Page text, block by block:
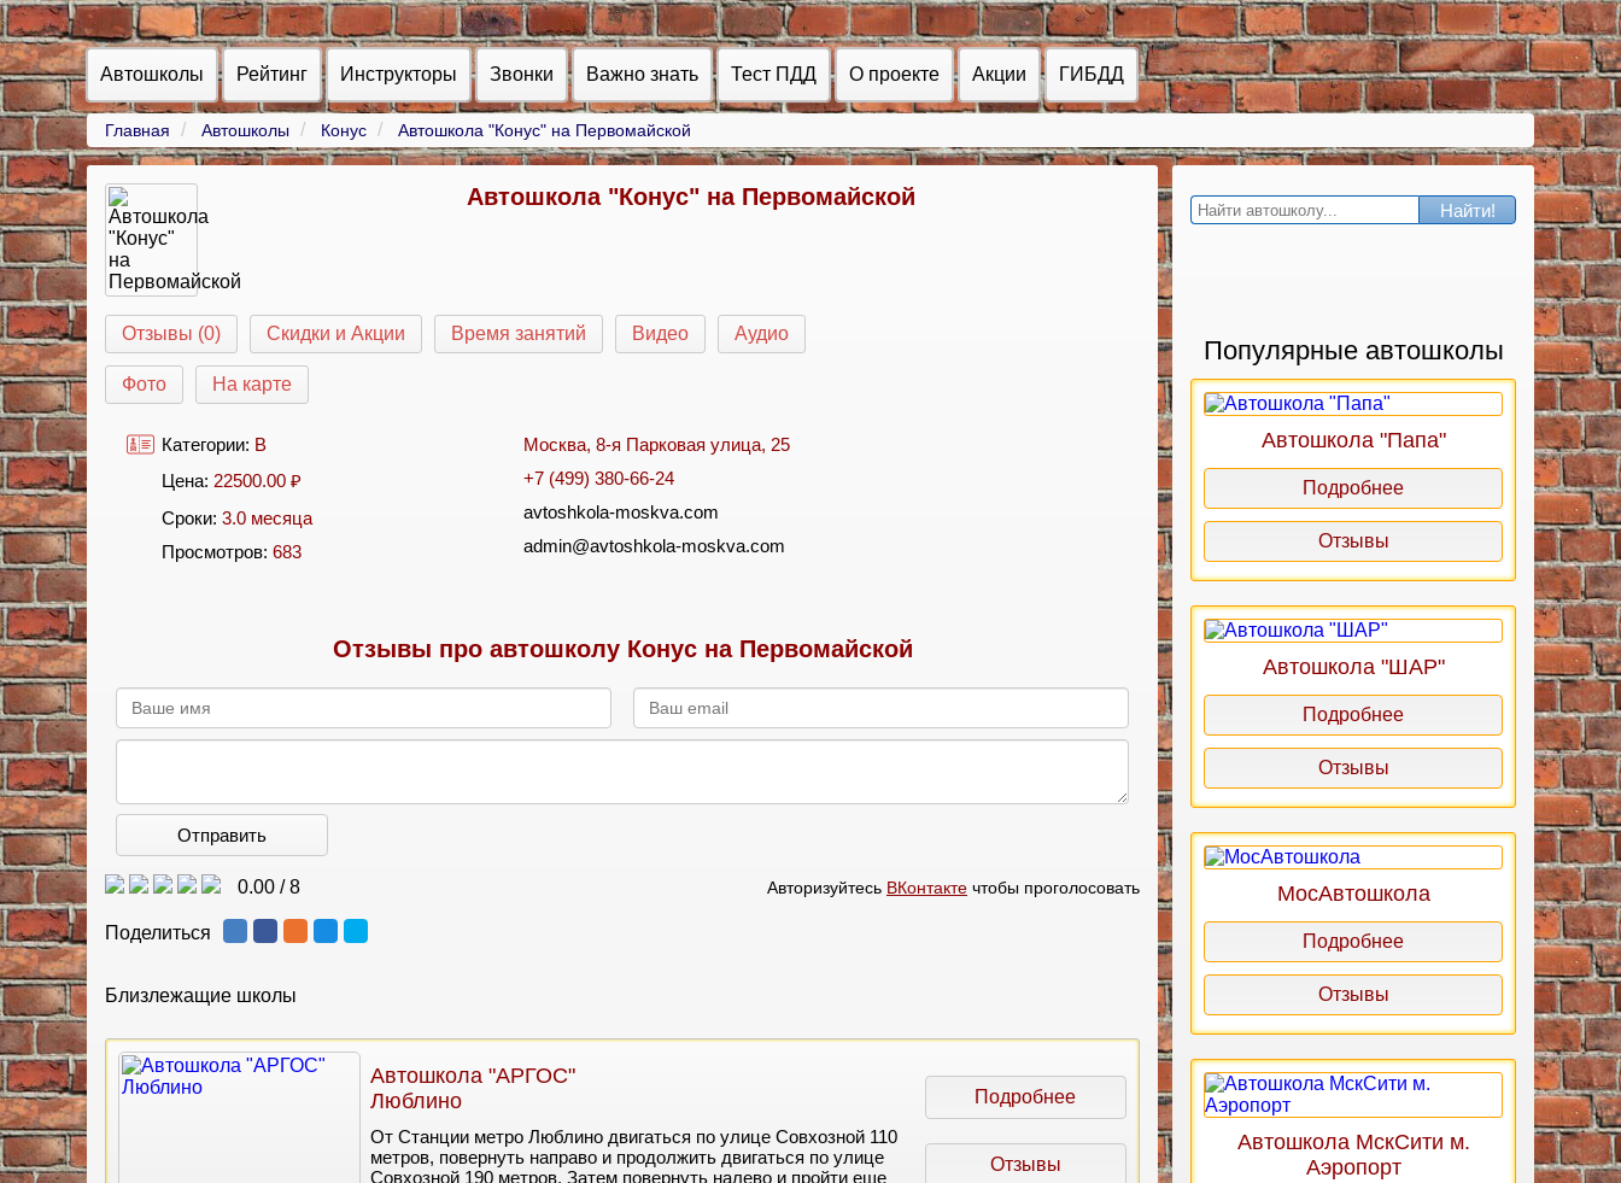
Автошколы Рейтинг Инструкторы Звонки Важно знать Тест ПДД О проекте Акции ГИБДД
Главная Автошколы Конус Автошкола "Конус" на Первомайской
Автошкола "Конус" на Первомайской
Отзывы (0) Скидки и Акции Время занятий Видео Аудио
Фото На карте
Категории: B
Цена: 22500.00 ₽
Сроки:3.0 месяца
Просмотров:683
Москва, 8-я Парковая улица, 25
+7 (499) 380-66-24
avtoshkola-moskva.com
admin@avtoshkola-moskva.com
Отзывы про автошколу Конус на Первомайской
Отправить
0.00 /8 Авторизуйтесь ВКонтакте чтобы проголосовать
Поделиться
Близлежащие школы
Автошкола "АРГОС"
Люблино
От Станции метро Люблино двигаться по улице Совхозной 110
метров, повернуть направо и продолжить двигаться по улице
Совхозной 190 метров. Затем повернуть налево и пройти еще
Подробнее
Отзывы
Найти!
Популярные автошколы
Автошкола "Папа"
Подробнее
Отзывы
Автошкола "ШАР"
Подробнее
Отзывы
МосАвтошкола
Подробнее
Отзывы
Автошкола МскСити м.
Аэропорт